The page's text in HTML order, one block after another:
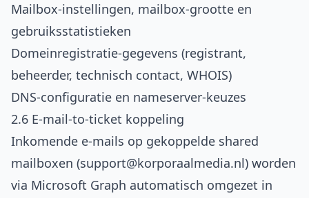
Mailbox-instellingen, mailbox-grootte en
gebruiksstatistieken
Domeinregistratie-gegevens (registrant,
beheerder, technisch contact, WHOIS)
DNS-configuratie en nameserver-keuzes
2.6 E-mail-to-ticket koppeling
Inkomende e-mails op gekoppelde shared
mailboxen (support@korporaalmedia.nl) worden
via Microsoft Graph automatisch omgezet in